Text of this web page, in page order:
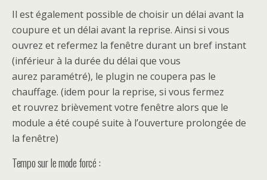
Il est également possible de choisir un délai avant la
coupure et un délai avant la reprise. Ainsi si vous
ouvrez et refermez la fenêtre durant un bref instant
(inférieur à la durée du délai que vous
aurez paramétré), le plugin ne coupera pas le
chauffage. (idem pour la reprise, si vous fermez
et rouvrez brièvement votre fenêtre alors que le
module a été coupé suite à l’ouverture prolongée de
la fenêtre)
Tempo sur le mode forcé :